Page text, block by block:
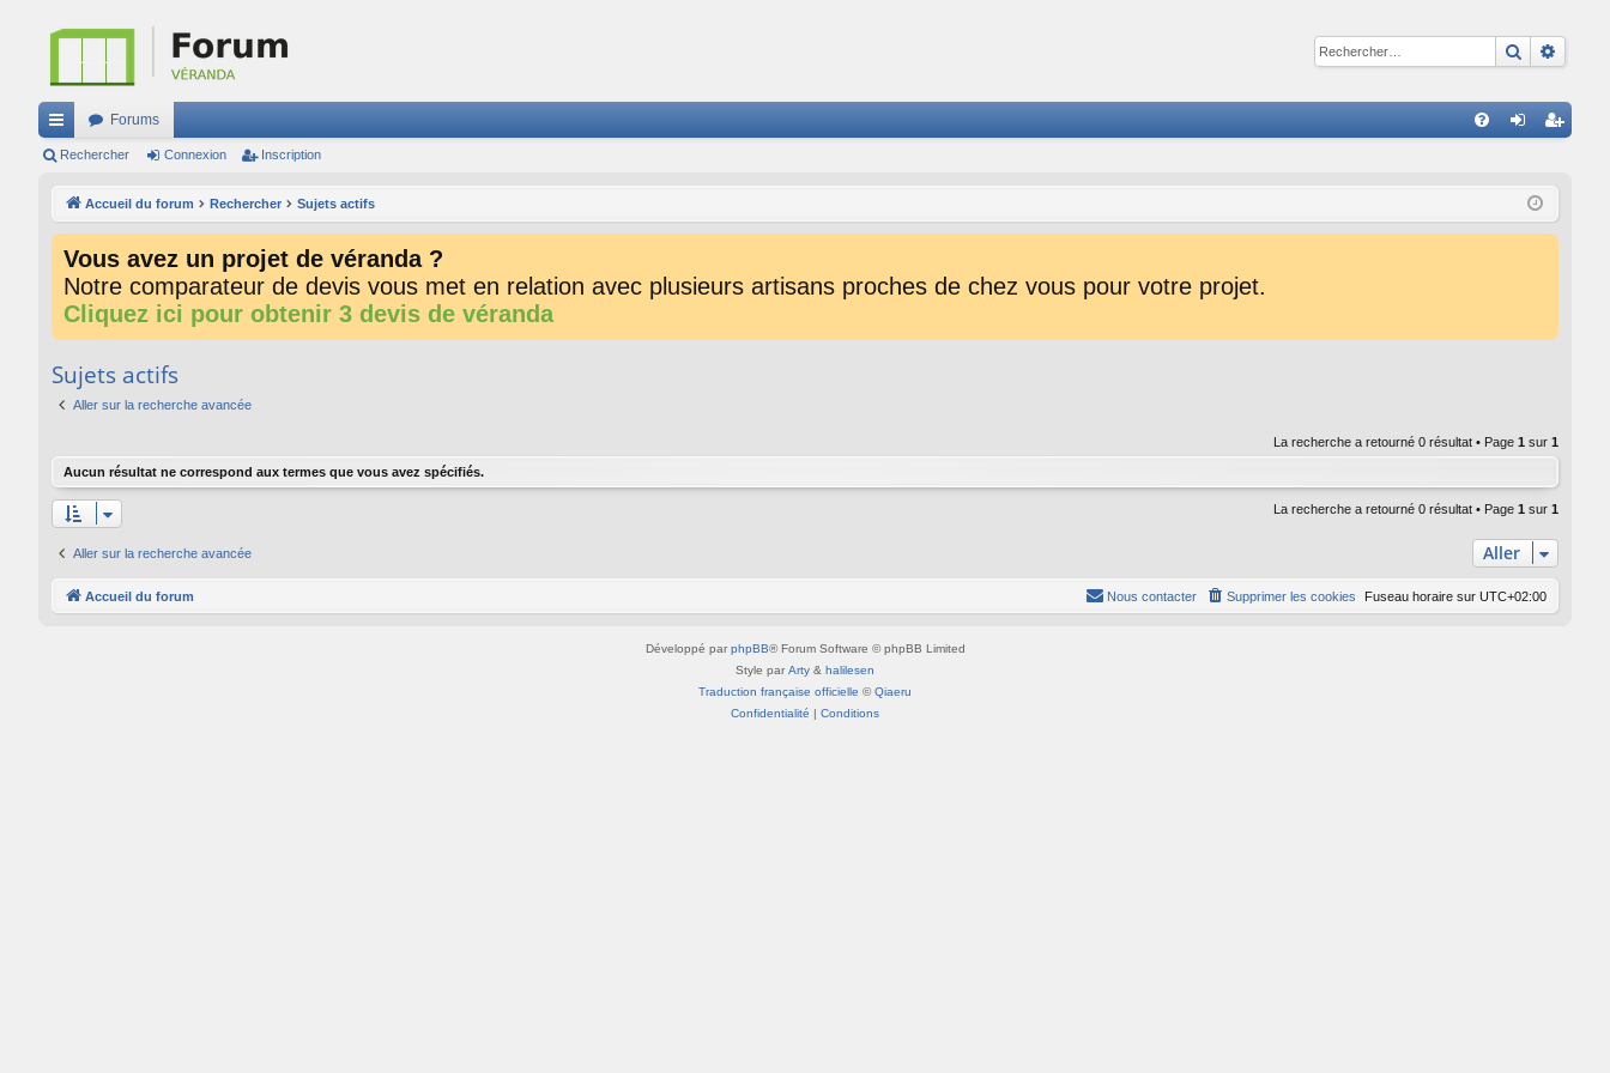
ac
Forums
cri
Rechercher Connexion Inscription
Accueil du forum Rechercher Sujets actifs
Vous avez un projet de véranda ?
Notre comparateur de devis vous met en relation avec plusieurs artisans proches de chez vous pour votre projet.
Cliquez ici pour obtenir 3 devis de véranda
Sujets actifs
Aller sur la recherche avancée
La recherche a retourné 0 résultat • Page 1 sur 1
Aucun résultat ne correspond aux termes que vous avez spécifiés.
La recherche a retourné 0 résultat • Page 1 sur 1
Aller sur la recherche avancée Aller
Accueil du forum Fuseau horaire sur UTC+02:00
Supprimer les cookies
Nous contacter
Développé par phpBB® Forum Software © phpBB Limited
Style par Arty & halilesen
Traduction française officielle ©Qiaeru
Confidentialité
Conditions